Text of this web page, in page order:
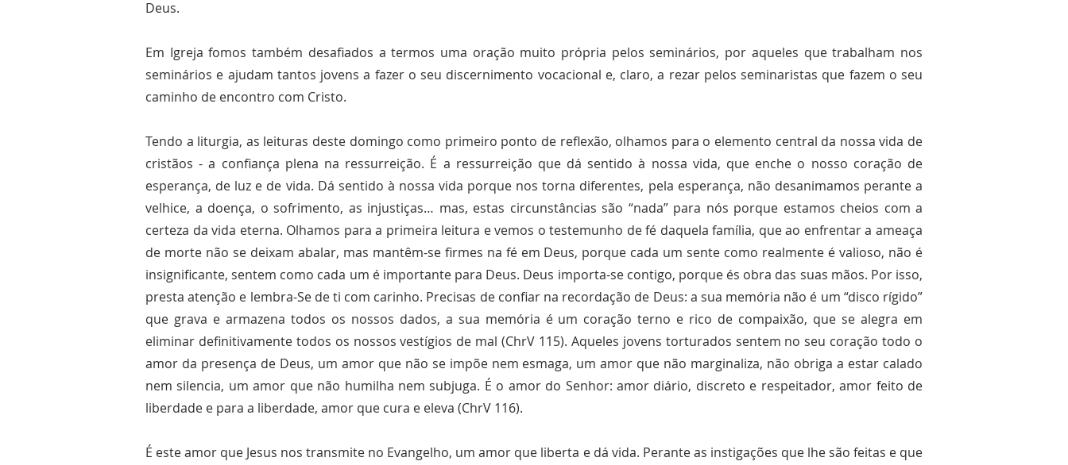
Deus.
Em Igreja fomos também desafiados a termos uma oração muito própria pelos seminários, por aqueles que trabalham nos
seminários e ajudam tantos jovens a fazer o seu discernimento vocacional e, claro, a rezar pelos seminaristas que fazem o seu
caminho de encontro com Cristo.
Tendo a liturgia, as leituras deste domingo como primeiro ponto de reflexão, olhamos para o elemento central da nossa vida de
cristãos - a confiança plena na ressurreição. É a ressurreição que dá sentido à nossa vida, que enche o nosso coração de
esperança, de luz e de vida. Dá sentido à nossa vida porque nos torna diferentes, pela esperança, não desanimamos perante a
velhice, a doença, o sofrimento, as injustiças… mas, estas circunstâncias são “nada” para nós porque estamos cheios com a
certeza da vida eterna. Olhamos para a primeira leitura e vemos o testemunho de fé daquela família, que ao enfrentar a ameaça
de morte não se deixam abalar, mas mantêm-se firmes na fé em Deus, porque cada um sente como realmente é valioso, não é
insignificante, sentem como cada um é importante para Deus. Deus importa-se contigo, porque és obra das suas mãos. Por isso,
presta atenção e lembra-Se de ti com carinho. Precisas de confiar na recordação de Deus: a sua memória não é um “disco rígido”
que grava e armazena todos os nossos dados, a sua memória é um coração terno e rico de compaixão, que se alegra em
eliminar definitivamente todos os nossos vestígios de mal (ChrV 115). Aqueles jovens torturados sentem no seu coração todo o
amor da presença de Deus, um amor que não se impõe nem esmaga, um amor que não marginaliza, não obriga a estar calado
nem silencia, um amor que não humilha nem subjuga. É o amor do Senhor: amor diário, discreto e respeitador, amor feito de
liberdade e para a liberdade, amor que cura e eleva (ChrV 116).
É este amor que Jesus nos transmite no Evangelho, um amor que liberta e dá vida. Perante as instigações que lhe são feitas e que